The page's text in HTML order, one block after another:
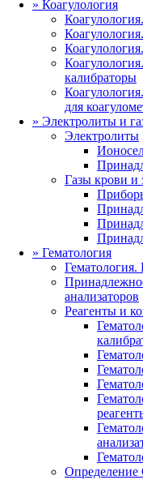
» Коагулология
калибраторы
для
» Электролиты и
Электролиты
Газы крови и
» Гематология
анализаторов
Реагенты и